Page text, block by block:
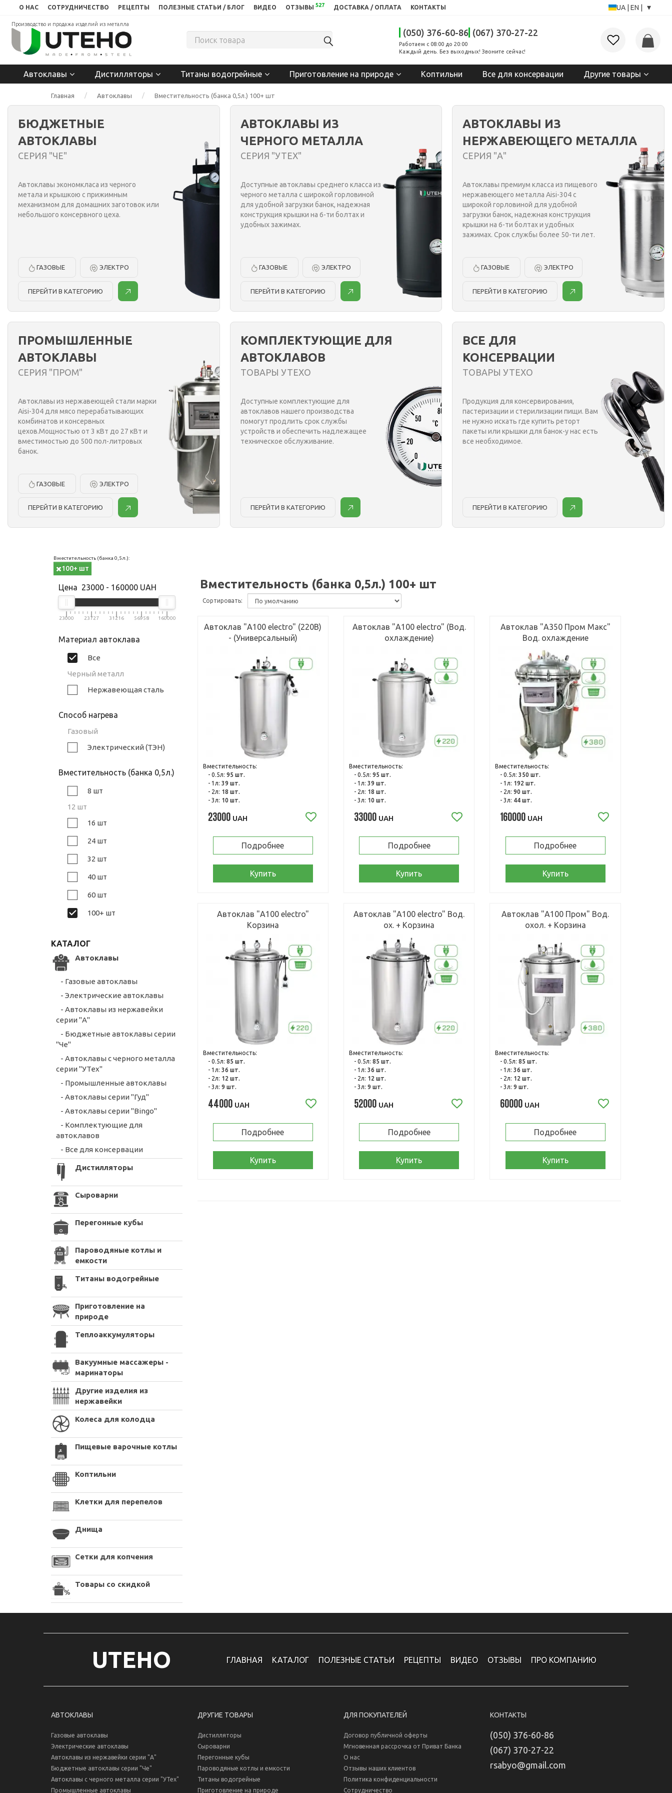
О НАС СОТРУДНИЧЕСТВО РЕЦЕПТЫ ПОЛЕЗНЫЕ СТАТЬИ / БЛОГ ВИДЕО ОТЗЫВЫ 527 ДОСТАВКА / ОПЛАТА КОНТАКТЫ UA EN ▾
Производство и продажа изделий из металла
(050) 376-60-86 (067) 370-27-22
Работаем с 08:00 до 20:00
Каждый день. Без выходных! Звоните сейчас!
Автоклавы Дистилляторы Титаны водогрейные Приготовление на природе Коптильни Все для консервации Другие товары
Главная Автоклавы Вместительность (банка 0,5л.) 100+ шт
БЮДЖЕТНЫЕ
АВТОКЛАВЫ
СЕРИЯ "ЧЕ"
Автоклавы экономкласа из черного
метала и крышкою с прижимным
механизмом для домашних заготовок или
небольшого консервного цеха.
ГАЗОВЫЕ ЭЛЕКТРО
ПЕРЕЙТИ В КАТЕГОРИЮ
АВТОКЛАВЫ ИЗ
ЧЕРНОГО МЕТАЛЛА
СЕРИЯ "УТЕХ"
Доступные автоклавы среднего класса из
черного металла с широкой горловиной
для удобной загрузки банок, надежная
конструкция крышки на 6-ти болтах и
удобных зажимах.
ГАЗОВЫЕ ЭЛЕКТРО
ПЕРЕЙТИ В КАТЕГОРИЮ
АВТОКЛАВЫ ИЗ
НЕРЖАВЕЮЩЕГО МЕТАЛЛА
СЕРИЯ "А"
Автоклавы премиум класса из пищевого
нержавеющего металла Aisi-304 с
широкой горловиной для удобной
загрузки банок, надежная конструкция
крышки на 6-ти болтах и удобных
зажимах. Срок службы более 50-ти лет.
ГАЗОВЫЕ ЭЛЕКТРО
ПЕРЕЙТИ В КАТЕГОРИЮ
ПРОМЫШЛЕННЫЕ
АВТОКЛАВЫ
СЕРИЯ "ПРОМ"
Автоклавы из нержавеющей стали марки
Aisi-304 для мясо перерабатывающих
комбинатов и консервных
цехов.Мощностью от 3 кВт до 27 кВт и
вместимостью до 500 пол-литровых
банок.
ГАЗОВЫЕ ЭЛЕКТРО
ПЕРЕЙТИ В КАТЕГОРИЮ
КОМПЛЕКТУЮЩИЕ ДЛЯ
АВТОКЛАВОВ
ТОВАРЫ УТЕХО
Доступные комплектующие для
автоклавов нашего производства
помогут продлить срок службы
устройств и обеспечить надлежащее
техническое обслуживание.
ПЕРЕЙТИ В КАТЕГОРИЮ
ВСЕ ДЛЯ
КОНСЕРВАЦИИ
ТОВАРЫ УТЕХО
Продукция для консервирования,
пастеризации и стерилизации пищи. Вам
не нужно искать где купить реторт
пакеты или крышки для банок-у нас есть
все необходимое.
ПЕРЕЙТИ В КАТЕГОРИЮ
Вместительность (банка 0,5л.):
100+ шт
Цена 23000 - 160000 UAH
23000 23727 31216 56958 160000
Материал автоклава
Все
Черный металл
Нержавеющая сталь
Способ нагрева
Газовый
Электрический (ТЭН)
Вместительность (банка 0,5л.)
8 шт
12 шт
16 шт
24 шт
32 шт
40 шт
60 шт
100+ шт
КАТАЛОГ
Автоклавы
- Газовые автоклавы
- Электрические автоклавы
- Автоклавы из нержавейки
серии "А"
- Бюджетные автоклавы серии
"Че"
- Автоклавы с черного металла
серии "УТех"
- Промышленные автоклавы
- Автоклавы серии "Гуд"
- Автоклавы серии "Bingo"
- Комплектующие для
автоклавов
- Все для консервации
Дистилляторы
Сыроварни
Перегонные кубы
Пароводяные котлы и
емкости
Титаны водогрейные
Приготовление на
природе
Теплоаккумуляторы
Вакуумные массажеры -
маринаторы
Другие изделия из
нержавейки
Колеса для колодца
Пищевые варочные котлы
Коптильни
Клетки для перепелов
Днища
Сетки для копчения
Товары со скидкой
Вместительность (банка 0,5л.) 100+ шт
Сортировать:
Автоклав "А100 electro" (220В)
- (Универсальный)
Вместительность:
- 0.5л: 95 шт.
- 1л: 39 шт.
- 2л: 18 шт.
- 3л: 10 шт.
23000UAH
Подробнее
Купить
Автоклав "А100 electro" (Вод.
охлаждение)
Вместительность:
- 0.5л: 95 шт.
- 1л: 39 шт.
- 2л: 18 шт.
- 3л: 10 шт.
33000UAH
Подробнее
Купить
Автоклав "А350 Пром Макс"
Вод. охлаждение
Вместительность:
- 0.5л:350 шт.
- 1л: 192 шт.
- 2л:90 шт.
- 3л: 44 шт.
160000 UAH
Подробнее
Купить
Автоклав "А100 electro"
Корзина
Вместительность:
- 0.5л: 85 шт.
- 1л: 36 шт.
- 2л: 12 шт.
- 3л: 9 шт.
44000UAH
Подробнее
Купить
Автоклав "А100 electro" Вод.
ох. + Корзина
Вместительность:
- 0.5л: 85 шт.
- 1л: 36 шт.
- 2л: 12 шт.
- 3л: 9 шт.
52000UAH
Подробнее
Купить
Автоклав "А100 Пром" Вод.
охол. + Корзина
Вместительность:
- 0.5л:85 шт.
- 1л:36 шт.
- 2л: 12 шт.
- 3л:9 шт.
60000 UAH
Подробнее
Купить
UTEHO ГЛАВНАЯ КАТАЛОГ ПОЛЕЗНЫЕ СТАТЬИ РЕЦЕПТЫ ВИДЕО ОТЗЫВЫ ПРО КОМПАНИЮ
АВТОКЛАВЫ
Газовые автоклавы
Электрические автоклавы
Автоклавы из нержавейки серии "А"
Бюджетные автоклавы серии "Че"
Автоклавы с черного металла серии "УТех"
Промышленные автоклавы
ДРУГИЕ ТОВАРЫ
Дистилляторы
Сыроварни
Перегонные кубы
Пароводяные котлы и емкости
Титаны водогрейные
Приготовление на природе
ДЛЯ ПОКУПАТЕЛЕЙ
Договор публичной оферты
Мгновенная рассрочка от Приват Банка
О нас
Отзывы наших клиентов
Политика конфиденциальности
Сотрудничество
КОНТАКТЫ
(050) 376-60-86
(067) 370-27-22
rsabyo@gmail.com